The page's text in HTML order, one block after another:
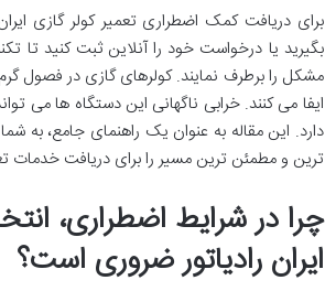
برای دریافت کمک اضطراری تعمیر کولر گازی
بگیرید یا درخواست خود را آنلاین ثبت کنید
مشکل را برطرف نمایند. کولرهای گازی در فصول
ایفا می کنند. خرابی ناگهانی این دستگاه ها
دارد. این مقاله به عنوان یک راهنمای جامع، به
ترین و مطمئن ترین مسیر را برای دریافت خدمات
چرا در شرایط اضطراری،
ایران رادیاتور ضروری است؟